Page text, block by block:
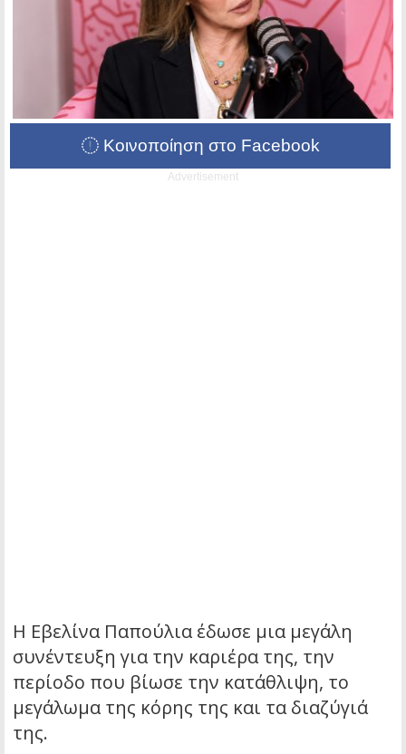
Κοινοποίηση στο Facebook
Advertisement
Η Εβελίνα Παπούλια έδωσε μια μεγάλη
συνέντευξη για την καριέρα της, την
περίοδο που βίωσε την κατάθλιψη, το
μεγάλωμα της κόρης της και τα διαζύγιά
της.